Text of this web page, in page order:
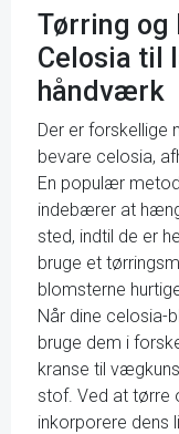
Tørring og
Celosia til
håndværk
Der er forskellige
bevare celosia,
En populær
indebærer at
sted, indtil de er
bruge et
blomsterne
Når dine celosia-
bruge dem i
kranse til
stof. Ved at tørre
inkorporere dens